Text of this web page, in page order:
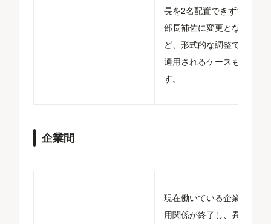
長を2名配置できず1名は
部長補佐に変更となるな
ど、形式的な調整で降格が
適用されるケースもありま
す。
企業間
現在働いている企業との雇
用関係が終了し、異動先の